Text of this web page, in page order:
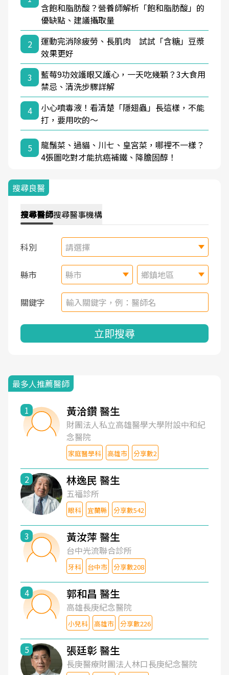
含飽和脂肪酸？營養師解析「飽和脂肪酸」的
優缺點、建議攝取量
2
運動完消除疲勞、長肌肉 試試「含糖」豆漿
效果更好
3
藍莓9功效護眼又護心，一天吃幾顆？3大食用
禁忌、清洗步驟詳解
4
小心噴毒液！看清楚「隱翅蟲」長這樣，不能
打，要用吹的～
5
龍鬚菜、過貓、川七、皇宮菜，哪裡不一樣？
4張圖吃對才能抗癌補鐵、降膽固醇！
搜尋良醫
搜尋醫師搜尋醫事機構
科別 請選擇
縣市 縣市 鄉鎮地區
關鍵字
立即搜尋
最多人推薦醫師
1 黃洽鑽 醫生
財團法人私立高雄醫學大學附設中和紀
念醫院
家庭醫學科 高雄市 分享數2
2 林逸民 醫生
五福診所
眼科 宜蘭縣 分享數542
3 黃汝萍 醫生
台中光流聯合診所
牙科 台中市 分享數208
4 郭和昌 醫生
高雄長庚紀念醫院
小兒科 高雄市 分享數226
5 張廷彰 醫生
長庚醫療財團法人林口長庚紀念醫院